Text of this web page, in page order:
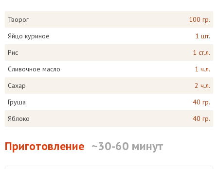
Творог
100 гр.
Яйцо куриное
1 шт.
Рис
1 ст.л.
Сливочное масло
1 ч.л.
Сахар
2 ч.л.
Груша
40 гр.
Яблоко
40 гр.
Приготовление ~30-60 минут